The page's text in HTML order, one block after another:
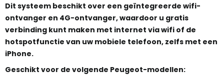
Dit systeem beschikt over een geïntegreerde wifi-
ontvanger en 4G-ontvanger, waardoor u gratis
verbinding kunt maken met internet via wifi of de
hotspotfunctie van uw mobiele telefoon, zelfs met een
iPhone.
Geschikt voor de volgende Peugeot-modellen: